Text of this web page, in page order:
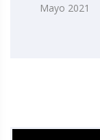
Mayo 2021